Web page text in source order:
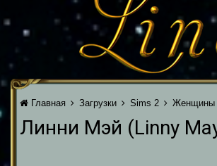
Главная Загрузки Sims 2 Женщины
Линни Мэй (Linny